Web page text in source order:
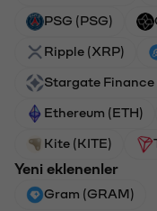
PSG (PSG)
Ripple (XRP)
Stargate Finance
Ethereum (ETH)
Kite (KITE)
Yeni eklenenler
Gram (GRAM)